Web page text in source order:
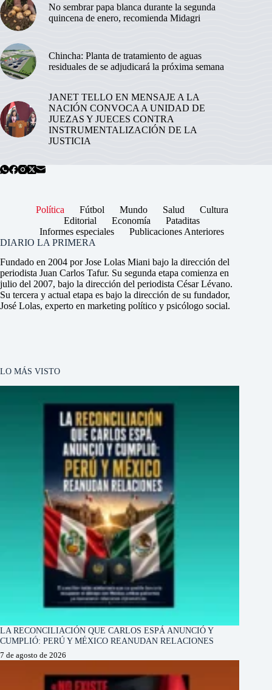
No sembrar papa blanca durante la segunda
quincena de enero, recomienda Midagri
Chincha: Planta de tratamiento de aguas
residuales de se adjudicará la próxima semana
JANET TELLO EN MENSAJE A LA
NACIÓN CONVOCA A UNIDAD DE
JUEZAS Y JUECES CONTRA
INSTRUMENTALIZACIÓN DE LA
JUSTICIA
Política Fútbol Mundo Salud
Cultura
Editorial
Economía
Pataditas
Informes especiales
Publicaciones Anteriores
DIARIO LA PRIMERA
Fundado en 2004 por Jose Lolas Miani bajo la dirección del
periodista Juan Carlos Tafur. Su segunda etapa comienza en
julio del 2007, bajo la dirección del periodista César Lévano.
Su tercera y actual etapa es bajo la dirección de su fundador,
José Lolas, experto en marketing político y psicólogo social.
LO MÁS VISTO
LA RECONCILIACIÓN QUE CARLOS ESPÁ ANUNCIÓ Y
CUMPLIÓ: PERÚ Y MÉXICO REANUDAN RELACIONES
7 de agosto de 2026